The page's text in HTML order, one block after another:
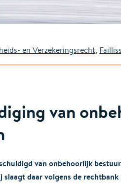
en Verzekeringsrecht,
van
van onbehoorlijk
daar volgens de